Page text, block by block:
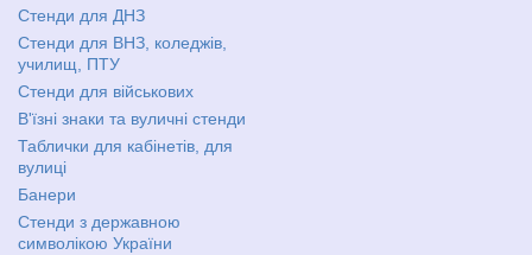
Стенди для ДНЗ
Стенди для ВНЗ, коледжів,
училищ, ПТУ
Стенди для військових
В'їзні знаки та вуличні стенди
Таблички для кабінетів, для
вулиці
Банери
Стенди з державною
символікою України